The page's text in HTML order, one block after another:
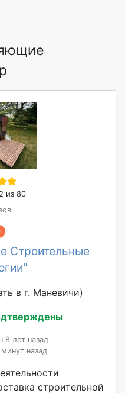
из 80
Строительные
в г. Маневичи)
8 лет назад
назад
строительной